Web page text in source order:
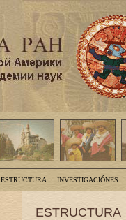
ESTRUCTURA INVESTIGACIÓNES
ESTRUCTURA